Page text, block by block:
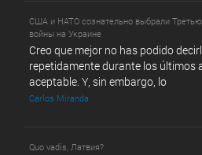
США и НАТО сознательно выбрали
войны на Украине
Creo que mejor no has podido
repetidamente durante los últimos
aceptable. Y, sin embargo, lo
Carlos Miranda
Quo vadis, Латвия?